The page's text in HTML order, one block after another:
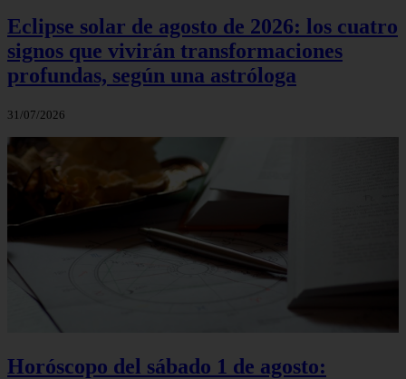
Eclipse solar de agosto de 2026: los cuatro
signos que vivirán transformaciones
profundas, según una astróloga
31/07/2026
Horóscopo del sábado 1 de agosto: